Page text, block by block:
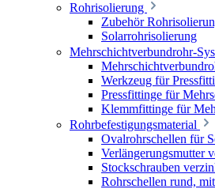
Rohrisolierung
Zubehör
Solarrohrisolierung
Mehrschichtverbundrohr-
Werkzeug für
Pressfittinge für
Klemmfittinge für
Rohrbefestigungsmaterial
Ovalrohrschellen für
Verlängerungsmutter
Stockschrauben
Rohrschellen rund,